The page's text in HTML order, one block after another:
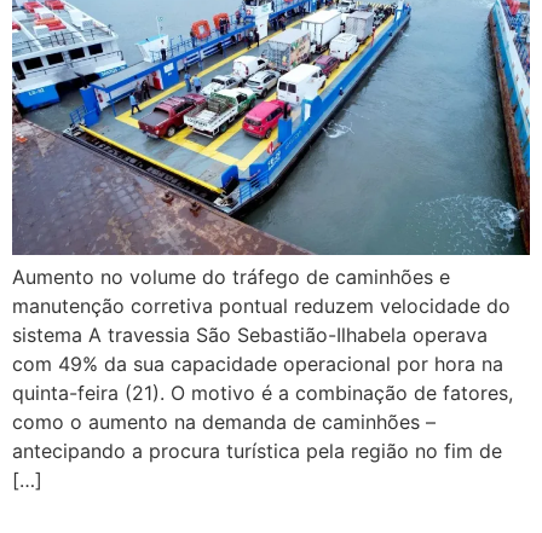
Aumento no volume do tráfego de caminhões e
manutenção corretiva pontual reduzem velocidade do
sistema A travessia São Sebastião-Ilhabela operava
com 49% da sua capacidade operacional por hora na
quinta-feira (21). O motivo é a combinação de fatores,
como o aumento na demanda de caminhões –
antecipando a procura turística pela região no fim de
[…]